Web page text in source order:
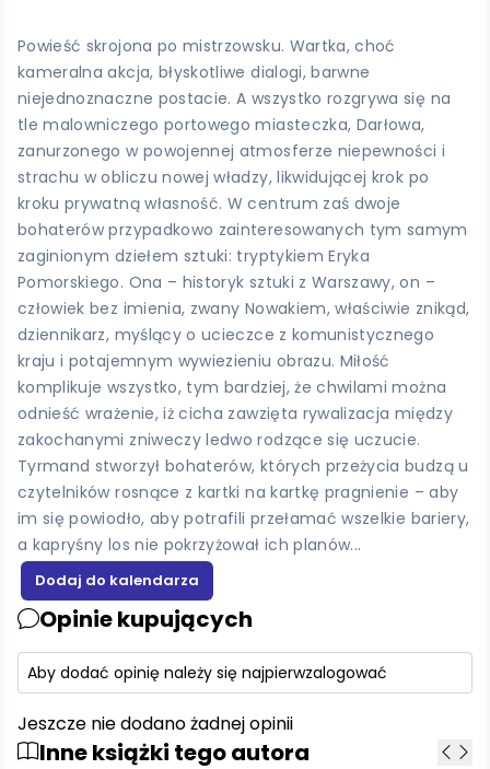
Powieść skrojona po mistrzowsku. Wartka, choć
kameralna akcja, błyskotliwe dialogi, barwne
niejednoznaczne postacie. A wszystko rozgrywa się na
tle malowniczego portowego miasteczka, Darłowa,
zanurzonego w powojennej atmosferze niepewności i
strachu w obliczu nowej władzy, likwidującej krok po
kroku prywatną własność. W centrum zaś dwoje
bohaterów przypadkowo zainteresowanych tym samym
zaginionym dziełem sztuki: tryptykiem Eryka
Pomorskiego. Ona – historyk sztuki z Warszawy, on –
człowiek bez imienia, zwany Nowakiem, właściwie znikąd,
dziennikarz, myślący o ucieczce z komunistycznego
kraju i potajemnym wywiezieniu obrazu. Miłość
komplikuje wszystko, tym bardziej, że chwilami można
odnieść wrażenie, iż cicha zawzięta rywalizacja między
zakochanymi zniweczy ledwo rodzące się uczucie.
Tyrmand stworzył bohaterów, których przeżycia budzą u
czytelników rosnące z kartki na kartkę pragnienie – aby
im się powiodło, aby potrafili przełamać wszelkie bariery,
a kapryśny los nie pokrzyżował ich planów...
Opinie kupujących
Aby dodać opinię należy się najpierwzalogować
Jeszcze nie dodano żadnej opinii
Inne książki tego autora